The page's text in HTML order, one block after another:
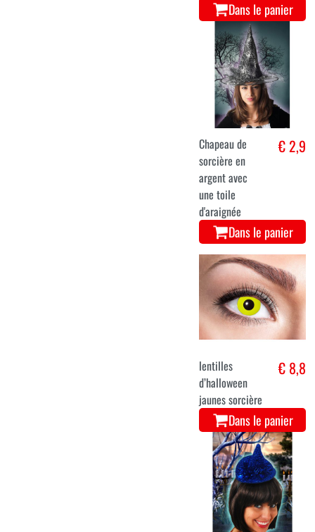
Dans le panier
Chapeau de
sorcière en
argent avec
une toile
d'araignée
€ 2,9
Dans le panier
lentilles
d’halloween
jaunes sorcière
€ 8,8
Dans le panier